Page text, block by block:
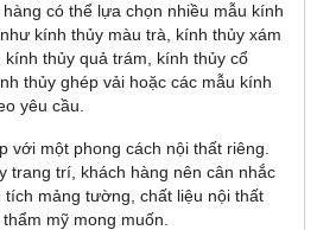
hàng có thể lựa chọn nhiều mẫu kính
kính thủy màu trà, kính thủy xám
thủy quả trám, kính thủy cổ
thủy ghép vải hoặc các mẫu kính
yêu cầu.
với một phong cách nội thất riêng.
trang trí, khách hàng nên cân nhắc
tích mảng tường, chất liệu nội thất
mỹ mong muốn.